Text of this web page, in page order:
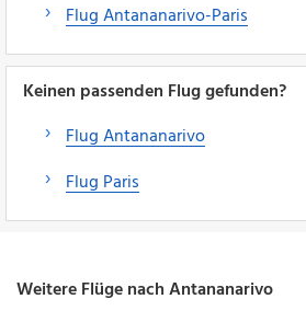
Flug Antananarivo-Paris
Keinen passenden Flug gefunden?
Flug Antananarivo
Flug Paris
Weitere Flüge nach Antananarivo